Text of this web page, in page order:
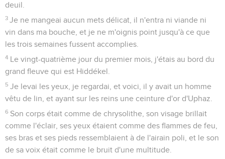
deuil.
3 Je ne mangeai aucun mets délicat, il n'entra ni viande ni
vin dans ma bouche, et je ne m'oignis point jusqu'à ce que
les trois semaines fussent accomplies.
4 Le vingt-quatrième jour du premier mois, j'étais au bord du
grand fleuve qui est Hiddékel.
5 Je levai les yeux, je regardai, et voici, il y avait un homme
vêtu de lin, et ayant sur les reins une ceinture d'or d'Uphaz.
6 Son corps était comme de chrysolithe, son visage brillait
comme l'éclair, ses yeux étaient comme des flammes de feu,
ses bras et ses pieds ressemblaient à de l'airain poli, et le son
de sa voix était comme le bruit d'une multitude.